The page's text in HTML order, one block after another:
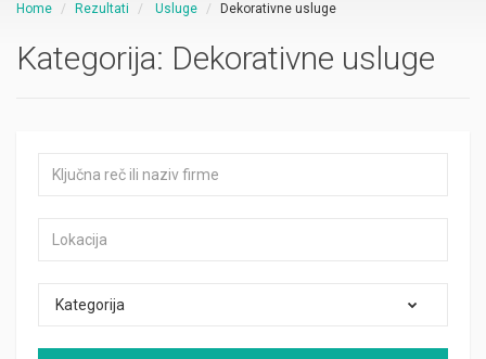
Home Rezultati Usluge Dekorativne usluge
Kategorija: Dekorativne usluge
Kategorija